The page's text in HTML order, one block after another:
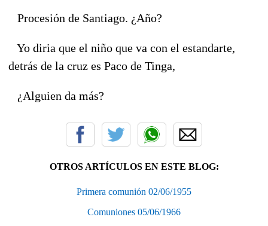
Procesión de Santiago. ¿Año?
Yo diria que el niño que va con el estandarte,
detrás de la cruz es Paco de Tinga,
¿Alguien da más?
OTROS ARTÍCULOS EN ESTE BLOG:
Primera comunión 02/06/1955
Comuniones 05/06/1966